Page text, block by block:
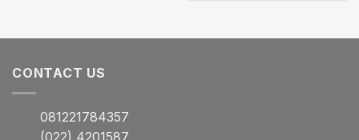
CONTACT US
081221784357
(022) 4201587